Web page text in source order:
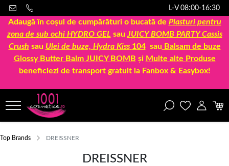
L-V 08:00-16:30
Adaugă în coșul de cumpărături o bucată de Plasturi pentru
zona de sub ochi HYDRO GEL sau JUICY BOMB PARTY Cassis
Crush sau Ulei de buze, Hydra Kiss 104sau Balsam de buze
Glossy Butter Balm JUICY BOMB și Multe alte Produse
beneficiezi de transport gratuit la Fanbox & Easybox!
Top Brands DREISSNER
DREISSNER